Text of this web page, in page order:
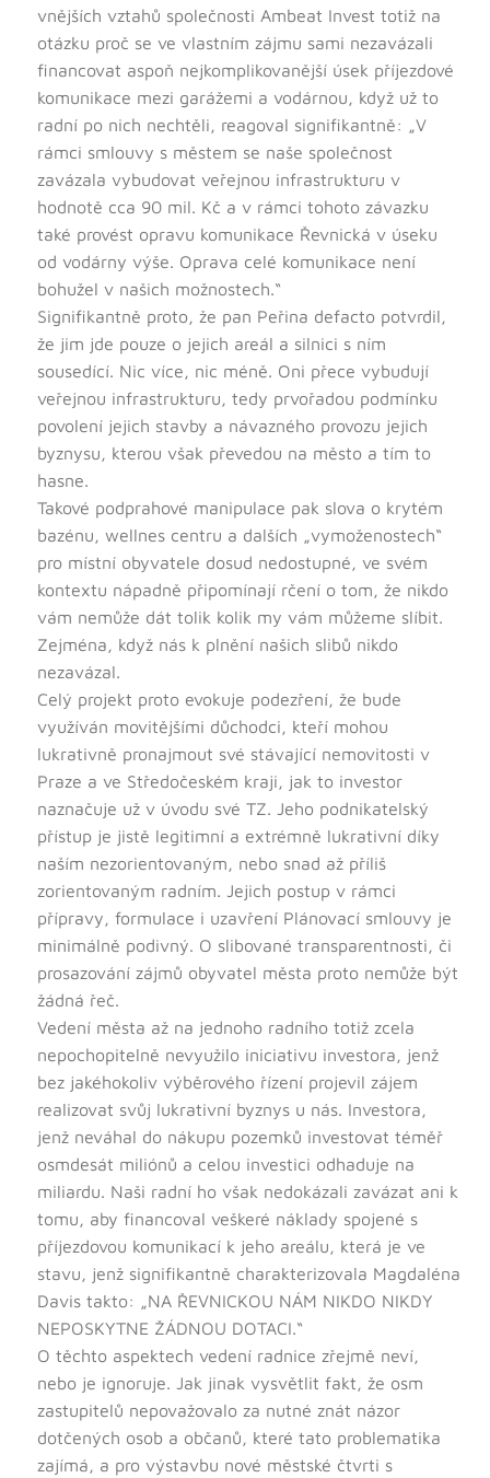
vnějších vztahů společnosti Ambeat Invest totiž na
otázku proč se ve vlastním zájmu sami nezavázali
financovat aspoň nejkomplikovanější úsek příjezdové
komunikace mezi garážemi a vodárnou, když už to
radní po nich nechtěli, reagoval signifikantně: „V
rámci smlouvy s městem se naše společnost
zavázala vybudovat veřejnou infrastrukturu v
hodnotě cca 90 mil. Kč a v rámci tohoto závazku
také provést opravu komunikace Řevnická v úseku
od vodárny výše. Oprava celé komunikace není
bohužel v našich možnostech.“
Signifikantně proto, že pan Peřina defacto potvrdil,
že jim jde pouze o jejich areál a silnici s ním
sousedící. Nic více, nic méně. Oni přece vybudují
veřejnou infrastrukturu, tedy prvořadou podmínku
povolení jejich stavby a návazného provozu jejich
byznysu, kterou však převedou na město a tím to
hasne.
Takové podprahové manipulace pak slova o krytém
bazénu, wellnes centru a dalších „vymoženostech“
pro místní obyvatele dosud nedostupné, ve svém
kontextu nápadně připomínají rčení o tom, že nikdo
vám nemůže dát tolik kolik my vám můžeme slíbit.
Zejména, když nás k plnění našich slibů nikdo
nezavázal.
Celý projekt proto evokuje podezření, že bude
využíván movitějšími důchodci, kteří mohou
lukrativně pronajmout své stávající nemovitosti v
Praze a ve Středočeském kraji, jak to investor
naznačuje už v úvodu své TZ. Jeho podnikatelský
přístup je jistě legitimní a extrémně lukrativní díky
naším nezorientovaným, nebo snad až příliš
zorientovaným radním. Jejich postup v rámci
přípravy, formulace i uzavření Plánovací smlouvy je
minimálně podivný. O slibované transparentnosti, či
prosazování zájmů obyvatel města proto nemůže být
žádná řeč.
Vedení města až na jednoho radního totiž zcela
nepochopitelně nevyužilo iniciativu investora, jenž
bez jakéhokoliv výběrového řízení projevil zájem
realizovat svůj lukrativní byznys u nás. Investora,
jenž neváhal do nákupu pozemků investovat téměř
osmdesát miliónů a celou investici odhaduje na
miliardu. Naši radní ho však nedokázali zavázat ani k
tomu, aby financoval veškeré náklady spojené s
příjezdovou komunikací k jeho areálu, která je ve
stavu, jenž signifikantně charakterizovala Magdaléna
Davis takto: „NA ŘEVNICKOU NÁM NIKDO NIKDY
NEPOSKYTNE ŽÁDNOU DOTACI.“
O těchto aspektech vedení radnice zřejmě neví,
nebo je ignoruje. Jak jinak vysvětlit fakt, že osm
zastupitelů nepovažovalo za nutné znát názor
dotčených osob a občanů, které tato problematika
zajímá, a pro výstavbu nové městské čtvrti s